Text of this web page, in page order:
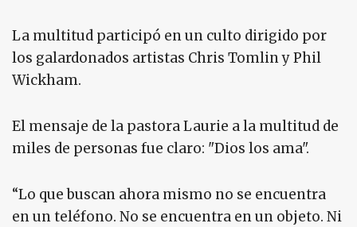
La multitud participó en un culto dirigido por
los galardonados artistas Chris Tomlin y Phil
Wickham.
El mensaje de la pastora Laurie a la multitud de
miles de personas fue claro: "Dios los ama".
“Lo que buscan ahora mismo no se encuentra
en un teléfono. No se encuentra en un objeto. Ni